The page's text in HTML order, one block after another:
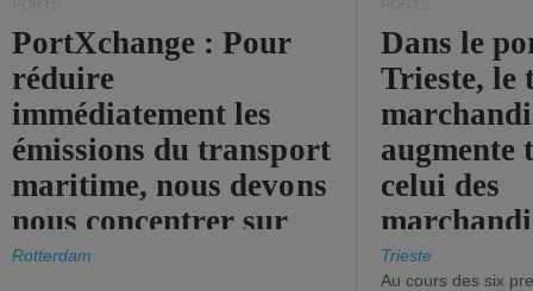
PortXchange : Pour
réduire
immédiatement les
émissions du transport
maritime, nous devons
nous concentrer sur
les ports.
Rotterdam
Dans le
Trieste, le
augmente
celui des
diminue.
Trieste
Au cours des six